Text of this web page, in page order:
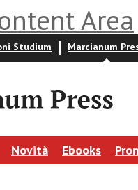
Area
Studium Marcianum
Novità Ebooks